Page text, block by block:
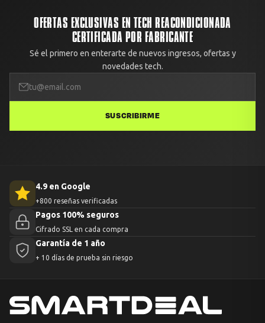
OFERTAS EXCLUSIVAS EN TECH REACONDICIONADA
CERTIFICADA POR FABRICANTE
Sé el primero en enterarte de nuevos ingresos, ofertas y
novedades tech.
SUSCRIBIRME
4.9 en Google
+800 reseñas verificadas
Pagos 100% seguros
Cifrado SSL en cada compra
Garantía de 1 año
+ 10 días de prueba sin riesgo